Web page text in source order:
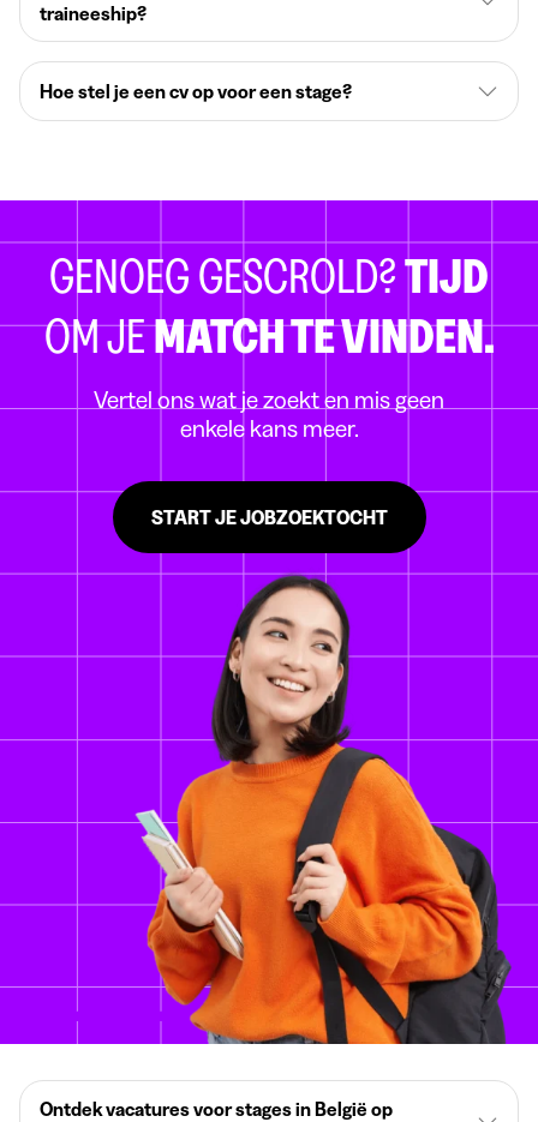
traineeship?
Hoe stel je een cv op voor een stage?
GENOEG GESCROLD?TIJD
OM JEMATCH TE VINDEN.
Vertel ons wat je zoekt en mis geen
enkele kans meer.
START JE JOBZOEKTOCHT
Ontdek vacatures voor stages in België op